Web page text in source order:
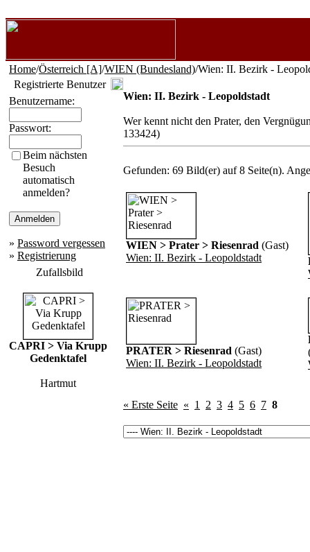
Home/Österreich [A]/WIEN (Bundesland)/Wien: II. Bezirk -
Registrierte Benutzer
Benutzername:
Passwort:
Beim nächsten
Besuch
automatisch
anmelden?
» Password vergessen
» Registrierung
Zufallsbild
CAPRI > Via Krupp
Gedenktafel
Hartmut
Wien: II. Bezirk - Leopoldstadt
Wer kennt nicht den Prater, den
133424)
Gefunden: 69 Bild(er) auf 8 Seite(n).
WIEN > Prater > Riesenrad (Gast)
Wien: II. Bezirk - Leopoldstadt
PRATER > Riesenrad (Gast)
Wien: II. Bezirk - Leopoldstadt
« Erste Seite « 1 2 3 4 5 6 7 8